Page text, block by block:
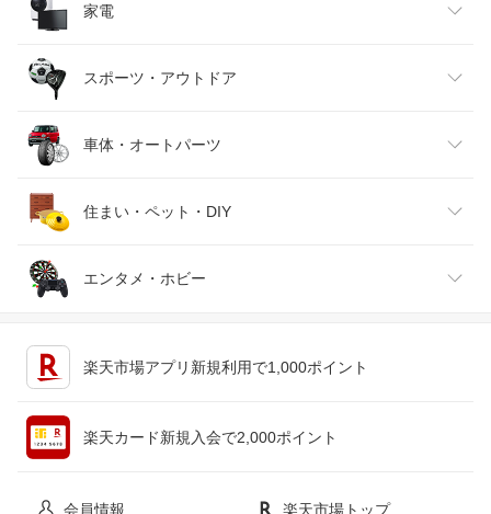
インナー・下着・ナイトウェア
バッグ・小物・ブランド雑貨
靴
腕時計
ジュエリー・アクセサリー
ビール・洋酒
ワイン
日本酒・焼酎
医薬品・コンタクト・介護
キッズ・ベビー・マタニティ
おもちゃ
家電
家電
TV・オーディオ・カメラ
スマートフォン・タブレット
パソコン・周辺機器
スポーツ・アウトドア
スポーツ・アウトドア
ゴルフ
車体・オートパーツ
車用品・バイク用品
車・バイク
住まい・ペット・DIY
インテリア・寝具・収納
エンタメ・ホビー
楽天市場アプリ新規利用で1,000ポイント
楽天カード新規入会で2,000ポイント
会員情報 楽天市場トップ